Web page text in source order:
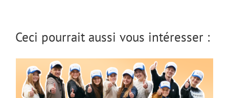
Ceci pourrait aussi vous intéresser :